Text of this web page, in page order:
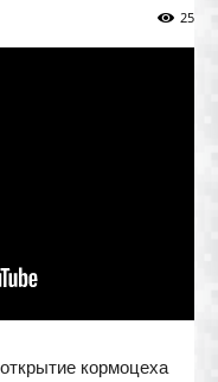
25
кормоцеха